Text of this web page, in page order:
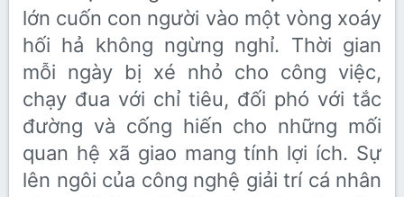
lớn cuốn con người vào một vòng xoáy
hối hả không ngừng nghỉ. Thời gian
mỗi ngày bị xé nhỏ cho công việc,
chạy đua với chỉ tiêu, đối phó với tắc
đường và cống hiến cho những mối
quan hệ xã giao mang tính lợi ích. Sự
lên ngôi của công nghệ giải trí cá nhân